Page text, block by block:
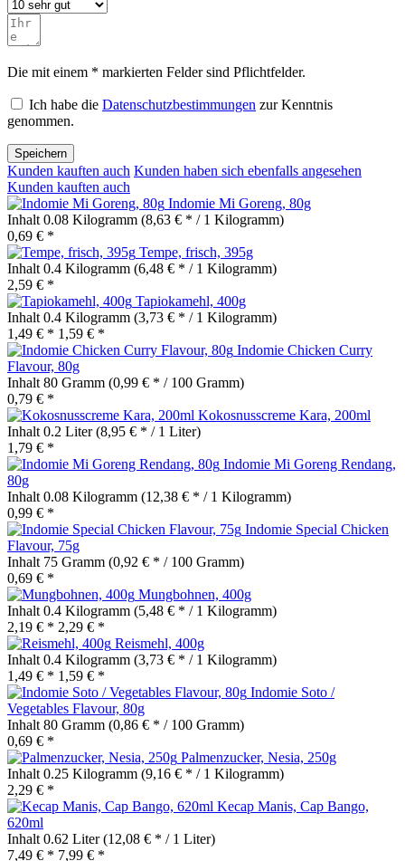
Die mit einem * markierten Felder sind Pflichtfelder.
Ich habe die Datenschutzbestimmungen zur Kenntnis
genommen.
Speichern
Kunden kauften auch Kunden haben sich ebenfalls angesehen
Kunden kauften auch
Indomie Mi Goreng, 80g
Inhalt 0.08 Kilogramm (8,63 € * / 1 Kilogramm)
0,69 € *
Tempe, frisch, 395g
Inhalt 0.4 Kilogramm (6,48 € * / 1 Kilogramm)
2,59 € *
Tapiokamehl, 400g
Inhalt 0.4 Kilogramm (3,73 € * / 1 Kilogramm)
1,49 € * 1,59 € *
Indomie Chicken Curry
Flavour, 80g
Inhalt 80 Gramm (0,99 € * / 100 Gramm)
0,79 € *
Kokosnusscreme Kara, 200ml
Inhalt 0.2 Liter(8,95 € * / 1 Liter)
1,79 € *
Indomie Mi Goreng Rendang,
80g
Inhalt 0.08 Kilogramm (12,38 € * / 1 Kilogramm)
0,99 € *
Indomie Special Chicken
Flavour, 75g
Inhalt 75 Gramm (0,92 € * / 100 Gramm)
0,69 € *
Mungbohnen, 400g
Inhalt 0.4 Kilogramm (5,48 € * / 1 Kilogramm)
2,19 € * 2,29 € *
Reismehl, 400g
Inhalt 0.4 Kilogramm (3,73 € * / 1 Kilogramm)
1,49 € * 1,59 € *
Indomie Soto /
Vegetables Flavour, 80g
Inhalt 80 Gramm (0,86 € * / 100 Gramm)
0,69 € *
Palmenzucker, Nesia, 250g
Inhalt 0.25 Kilogramm (9,16 € * / 1 Kilogramm)
2,29 € *
Kecap Manis, Cap Bango,
620ml
Inhalt 0.62 Liter(12,08 € * / 1 Liter)
7,49 € * 7,99 € *